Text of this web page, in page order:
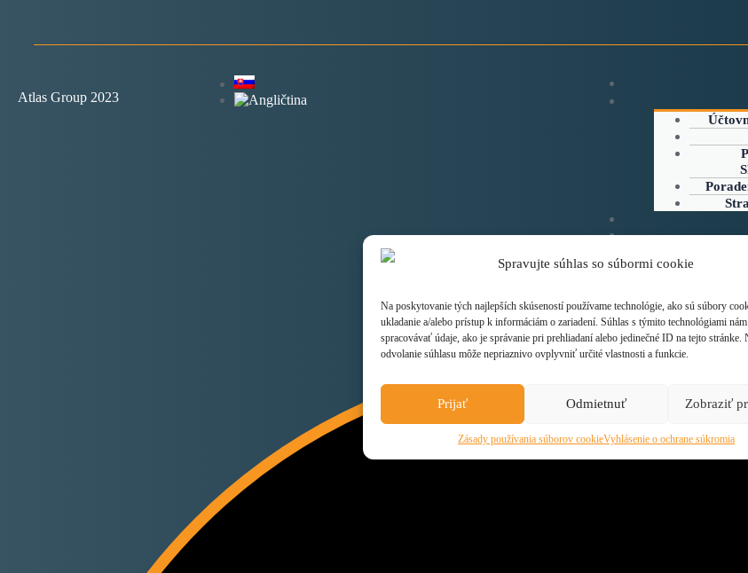
Na poskytovanie tých najlepších skúseností používame technológie, ako sú súbory
spracovávať údaje, ako je správanie pri prehliadaní alebo jedinečné ID na tejto stránke.
odvolanie súhlasu môže nepriaznivo ovplyvniť určité vlastnosti a funkcie.
Prijať Odmietnuť Zobraziť
Zásady používania súborov cookie Vyhlásenie o ochrane súkromia
Atlas Group 2023
Registrácia